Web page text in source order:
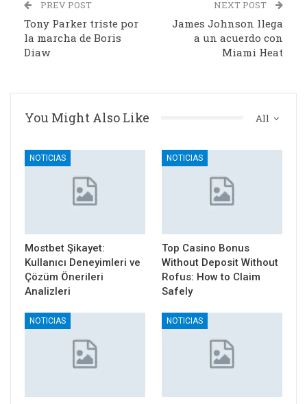
PREV POST
Tony Parker triste por
la marcha de Boris
Diaw
NEXT POST
James Johnson llega
a un acuerdo con
Miami Heat
All
You Might Also Like
NOTICIAS
Mostbet Şikayet:
Kullanıcı Deneyimleri ve
Çözüm Önerileri
Analizleri
NOTICIAS
Top Casino Bonus
Without Deposit Without
Rofus: How to Claim
Safely
NOTICIAS NOTICIAS